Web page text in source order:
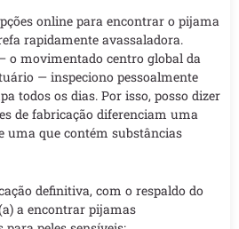
online para encontrar o pijama
rapidamente avassaladora.
o movimentado centro global da
— inspeciono pessoalmente
todos os dias. Por isso, posso dizer
de fabricação diferenciam uma
uma que contém substâncias
definitiva, com o respaldo do
a encontrar pijamas